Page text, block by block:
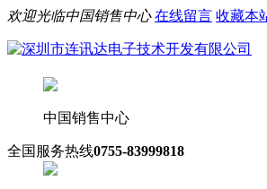
欢迎光临中国销售中心 在线留言 收藏本
中国销售中心
全国服务热线0755-83999818